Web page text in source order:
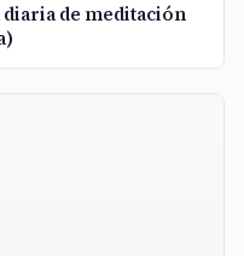
de meditación